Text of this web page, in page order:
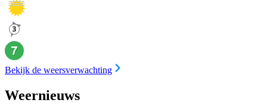
Bekijk de weersverwachting
Weernieuws